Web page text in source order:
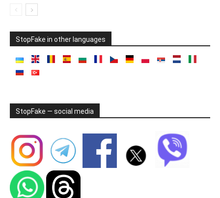
StopFake in other languages
StopFake — social media